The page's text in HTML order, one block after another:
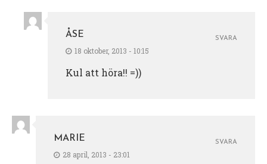
ÅSE
18 oktober, 2013 - 10:15
Kul att höra!! =))
SVARA
MARIE
28 april, 2013 - 23:01
SVARA